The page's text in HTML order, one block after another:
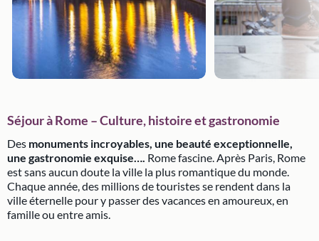
Séjour à Rome – Culture, histoire et gastronomie
Des monuments incroyables, une beauté exceptionnelle,
une gastronomie exquise…. Rome fascine. Après Paris, Rome
est sans aucun doute la ville la plus romantique du monde.
Chaque année, des millions de touristes se rendent dans la
ville éternelle pour y passer des vacances en amoureux, en
famille ou entre amis.